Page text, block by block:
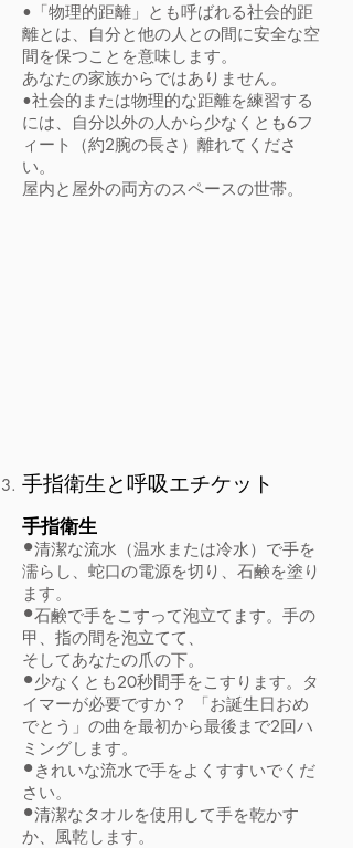
•「物理的距離」とも呼ばれる社会的距
離とは、自分と他の人との間に安全な空
間を保つことを意味します。
あなたの家族からではありません。
•社会的または物理的な距離を練習する
には、自分以外の人から少なくとも6フ
ィート（約2腕の長さ）離れてくださ
い。
屋内と屋外の両方のスペースの世帯。
手指衛生と呼吸エチケット
手指衛生
•清潔な流水（温水または冷水）で手を
濡らし、蛇口の電源を切り、石鹸を塗り
ます。
•石鹸で手をこすって泡立てます。手の
甲、指の間を泡立てて、
そしてあなたの爪の下。
•少なくとも20秒間手をこすります。タ
イマーが必要ですか？ 「お誕生日おめ
でとう」の曲を最初から最後まで2回ハ
ミングします。
•きれいな流水で手をよくすすいでくだ
さい。
•清潔なタオルを使用して手を乾かす
か、風乾します。